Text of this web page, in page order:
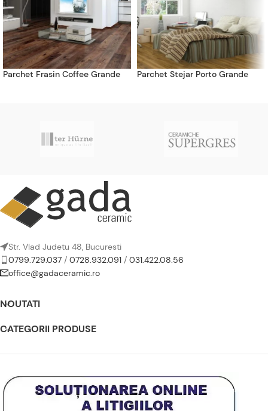
Parchet Frasin Coffee Grande Parchet Stejar Porto Grande
Str. Vlad Judetu 48, Bucuresti
0799.729.037 / 0728.932.091 / 031.422.08.56
office@gadaceramic.ro
NOUTATI
CATEGORII PRODUSE